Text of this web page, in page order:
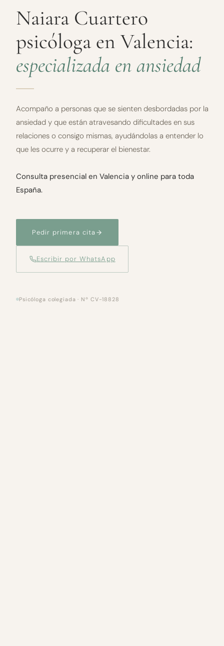
Naiara Cuartero
psicóloga en Valencia:
especializada en ansiedad
Acompaño a personas que se sienten desbordadas por la
ansiedad y que están atravesando dificultades en sus
relaciones o consigo mismas, ayudándolas a entender lo
que les ocurre y a recuperar el bienestar.
Consulta presencial en Valencia y online para toda
España.
Pedir primera cita
Escribir por WhatsApp
Psicóloga colegiada · Nº CV-18828